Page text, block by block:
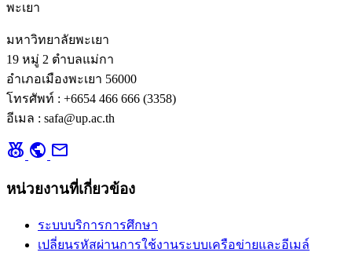
พะเยา
มหาวิทยาลัยพะเยา
19 หมู่ 2 ตำบลแม่กา
อำเภอเมืองพะเยา 56000
โทรศัพท์ : +6654 466 666 (3358)
อีเมล : safa@up.ac.th
social_leaderboard public mail
หน่วยงานที่เกี่ยวข้อง
ระบบบริการการศึกษา
เปลี่ยนรหัสผ่านการใช้งานระบบเครือข่ายและอีเมล์